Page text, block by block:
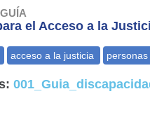
el Acceso a la